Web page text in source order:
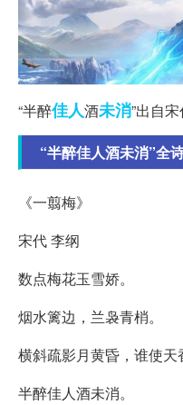
“半醉佳人酒未消”出自
“半醉佳人酒未消”全
《一翦梅》
宋代 李纲
数点梅花玉雪娇。
烟水篱边，兰袅青梢。
横斜疏影月黄昏，谁使天
半醉佳人酒未消。